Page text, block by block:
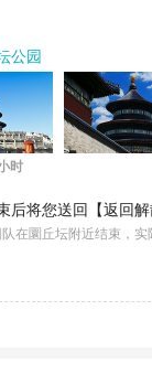
公园
时
后将您送回【返回解
在圜丘坛附近结束，